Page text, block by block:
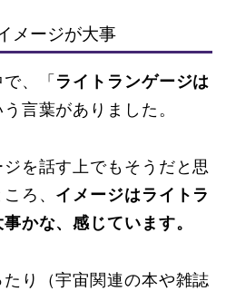
メージが大事
、「 ライトランゲージは
う言葉がありました。
を話す上でもそうだと思
ろ、 イメージはライトラ
かな、感じています。
り（宇宙関連の本や雑誌